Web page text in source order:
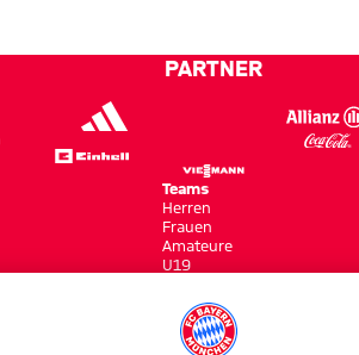
PARTNER
Teams
Herren
Frauen
Amateure
U19